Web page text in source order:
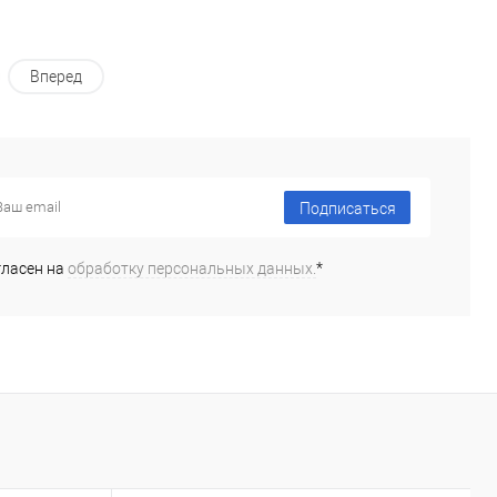
Вперед
Подписаться
на обработку персональных данных. *